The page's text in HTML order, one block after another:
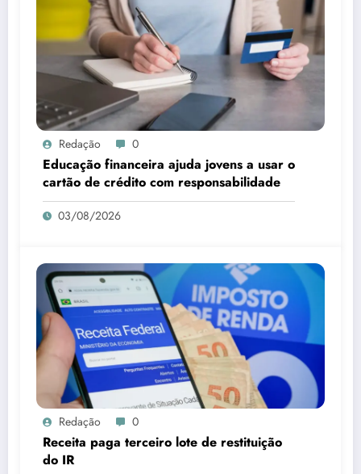
Redação 0
Educação financeira ajuda jovens a usar o
cartão de crédito com responsabilidade
03/08/2026
Redação 0
Receita paga terceiro lote de restituição
do IR